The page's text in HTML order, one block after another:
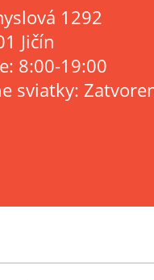
1292
Jičín
8:00-19:00
sviatky: